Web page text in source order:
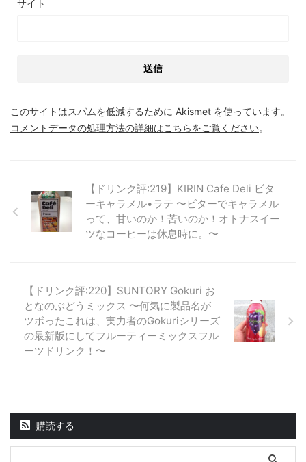
サイト
このサイトはスパムを低減するために Akismet を使っています。
コメントデータの処理方法の詳細はこちらをご覧ください。
【ドリンク評:219】KIRIN Cafe Deli ビタ
ーキャラメル•ラテ 〜ビターでキャラメル
って、甘いのか！苦いのか！オトナスイー
ツなコーヒーは休息時に。〜
【ドリンク評:220】SUNTORY Gokuri お
となのぶどうミックス 〜何気に製品名が
ツボったこれは、実力者のGokuriシリーズ
の最新版にしてフルーティーミックスフル
ーツドリンク！〜
購読する